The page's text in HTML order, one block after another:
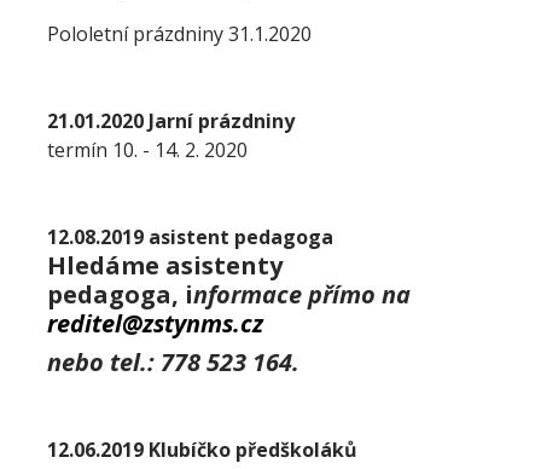
Pololetní prázdniny 31.1.2020
21.01.2020 Jarní prázdniny
termín 10. - 14. 2. 2020
12.08.2019 asistent pedagoga
Hledáme asistenty
pedagoga, informace přímo na
reditel@zstynms.cz
nebo tel.: 778 523 164.
12.06.2019 Klubíčko předškoláků